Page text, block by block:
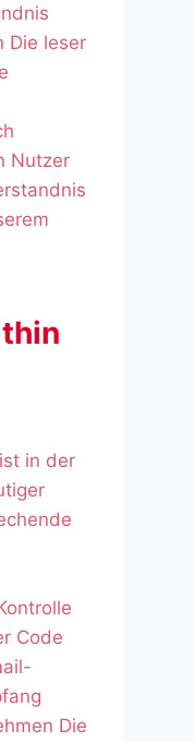
Die leser
Nutzer
in der
Code
Die